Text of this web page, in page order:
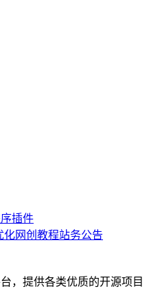
插件
化网创教程站务公告
，提供各类优质的开源项目